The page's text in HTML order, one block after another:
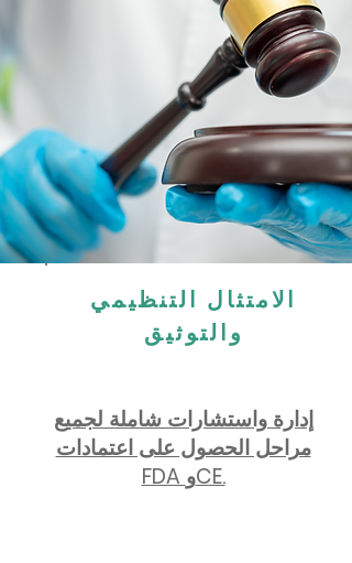
الامتثال التنظيمي
والتوثيق
إدارة واستشارات شاملة لجميع
مراحل الحصول على اعتمادات
FDA وCE.